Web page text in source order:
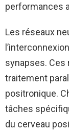
performances
Les réseaux
synapses. Ces
traitement
positronique.
tâches
du cerveau